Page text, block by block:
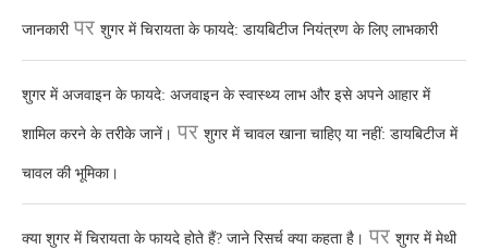
जानकारीपर शुगर में चिरायता के फायदे: डायबिटीज नियंत्रण के लिए लाभकारी
शुगर में अजवाइन के फायदे: अजवाइन के स्वास्थ्य लाभ और इसे अपने आहार में
शामिल करने के तरीके जानें। पर शुगर में चावल खाना चाहिए या नहीं: डायबिटीज में
चावल की भूमिका।
क्या शुगर में चिरायता के फायदे होते हैं? जाने रिसर्च क्या कहता है। पर शुगर में मेथी